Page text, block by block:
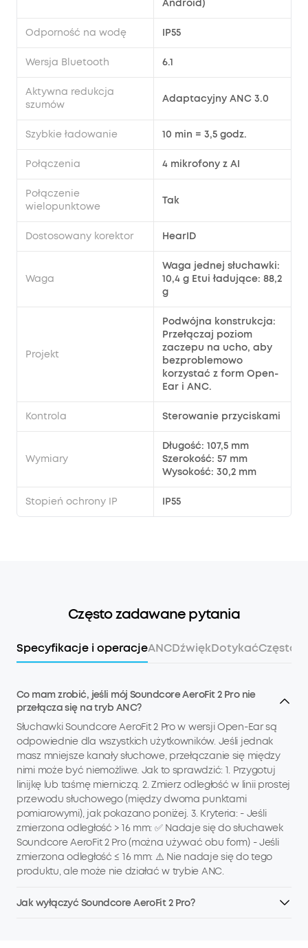
Android)
Odporność na wodę IP55
Wersja Bluetooth 6.1
Aktywna redukcja
szumów
Adaptacyjny ANC 3.0
Szybkie ładowanie 10 min = 3,5 godz.
Połączenia 4 mikrofony z AI
Połączenie
wielopunktowe
Tak
Dostosowany korektor HearID
Waga
Waga jednej słuchawki:
10,4 g Etui ładujące: 88,2
g
Projekt
Podwójna konstrukcja:
Przełączaj poziom
zaczepu na ucho, aby
bezproblemowo
korzystać z form Open-
Ear i ANC.
Kontrola Sterowanie przyciskami
Wymiary
Długość: 107,5 mm
Szerokość: 57 mm
Wysokość: 30,2 mm
Stopień ochrony IP IP55
Często zadawane pytania
Specyfikacje i operacjeANCDźwiękDotykaćCzęsto
Co mam zrobić, jeśli mój Soundcore AeroFit 2 Pro nie
przełącza się na tryb ANC?
Słuchawki Soundcore AeroFit 2 Pro w wersji Open-Ear są
odpowiednie dla wszystkich użytkowników. Jeśli jednak
masz mniejsze kanały słuchowe, przełączanie się między
nimi może być niemożliwe. Jak to sprawdzić: 1. Przygotuj
linijkę lub taśmę mierniczą. 2. Zmierz odległość w linii prostej
przewodu słuchowego (między dwoma punktami
pomiarowymi), jak pokazano poniżej. 3. Kryteria: - Jeśli
zmierzona odległość > 16 mm: ✅ Nadaje się do słuchawek
Soundcore AeroFit 2 Pro (można używać obu form) - Jeśli
zmierzona odległość ≤ 16 mm: ⚠️ Nie nadaje się do tego
produktu, ale może nie działać w trybie ANC.
Jak wyłączyć Soundcore AeroFit 2 Pro?